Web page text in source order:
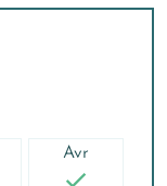
Avr